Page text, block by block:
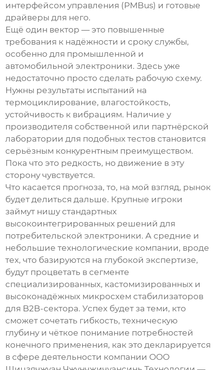
интерфейсом управления (PMBus) и готовые
драйверы для него.
Ещё один вектор — это повышенные
требования к надёжности и сроку службы,
особенно для промышленной и
автомобильной электроники. Здесь уже
недостаточно просто сделать рабочую схему.
Нужны результаты испытаний на
термоциклирование, влагостойкость,
устойчивость к вибрациям. Наличие у
производителя собственной или партнёрской
лаборатории для подобных тестов становится
серьёзным конкурентным преимуществом.
Пока что это редкость, но движение в эту
сторону чувствуется.
Что касается прогноза, то, на мой взгляд, рынок
будет делиться дальше. Крупные игроки
займут нишу стандартных
высокоинтегрированных решений для
потребительской электроники. А средние и
небольшие технологические компании, вроде
тех, что базируются на глубокой экспертизе,
будут процветать в сегменте
специализированных, кастомизированных и
высоконадёжных микросхем стабилизаторов
для B2B-сектора. Успех будет за теми, кто
сможет сочетать гибкость, техническую
глубину и чёткое понимание потребностей
конечного применения, как это декларируется
в сфере деятельности компании ООО